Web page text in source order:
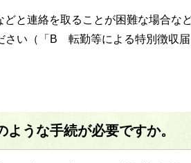
と連絡を取ることが困難な場合な
さい（「B 転勤等による特別徴収届
うな手続が必要ですか。